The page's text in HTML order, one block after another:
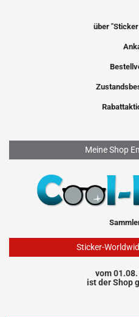
über
Meine Shop
Sticker-
vom
ist der Shop